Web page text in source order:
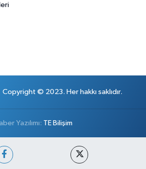
Copyright © 2023. Her hakkı saklıdır.
Yazılımı: TE Bilişim